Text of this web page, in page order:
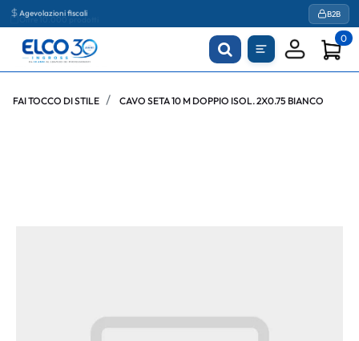
Agevolazioni fiscali B2B
0
FAI TOCCO DI STILE CAVO SETA 10 M DOPPIO ISOL. 2X0.75 BIANCO